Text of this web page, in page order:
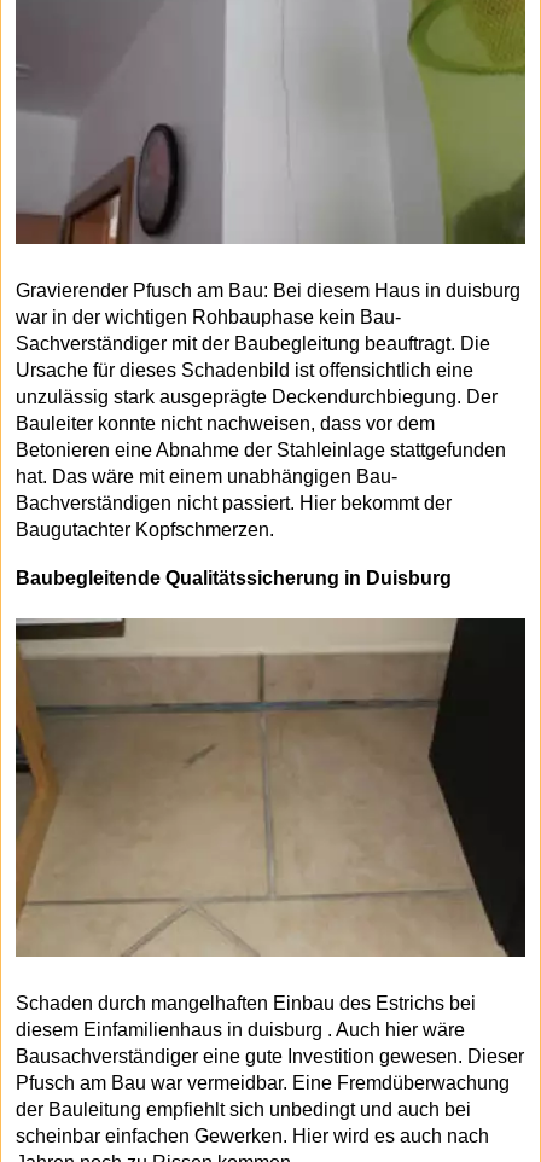
Gravierender Pfusch am Bau: Bei diesem Haus in duisburg
war in der wichtigen Rohbauphase kein Bau-
Sachverständiger mit der Baubegleitung beauftragt. Die
Ursache für dieses Schadenbild ist offensichtlich eine
unzulässig stark ausgeprägte Deckendurchbiegung. Der
Bauleiter konnte nicht nachweisen, dass vor dem
Betonieren eine Abnahme der Stahleinlage stattgefunden
hat. Das wäre mit einem unabhängigen Bau-
Bachverständigen nicht passiert. Hier bekommt der
Baugutachter Kopfschmerzen.
Baubegleitende Qualitätssicherung in Duisburg
Schaden durch mangelhaften Einbau des Estrichs bei
diesem Einfamilienhaus in duisburg . Auch hier wäre
Bausachverständiger eine gute Investition gewesen. Dieser
Pfusch am Bau war vermeidbar. Eine Fremdüberwachung
der Bauleitung empfiehlt sich unbedingt und auch bei
scheinbar einfachen Gewerken. Hier wird es auch nach